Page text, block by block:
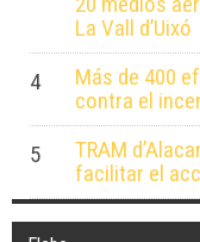
La
20 medios
La Vall d’Uixó
4
Más de 400
contra el
5
TRAM
facilitar el